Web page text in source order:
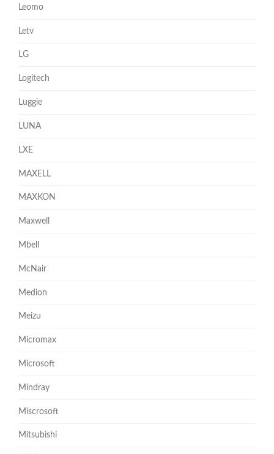
Leomo
Letv
LG
Logitech
Luggie
LUNA
LXE
MAXELL
MAXKON
Maxwell
Mbell
McNair
Medion
Meizu
Micromax
Microsoft
Mindray
Miscrosoft
Mitsubishi